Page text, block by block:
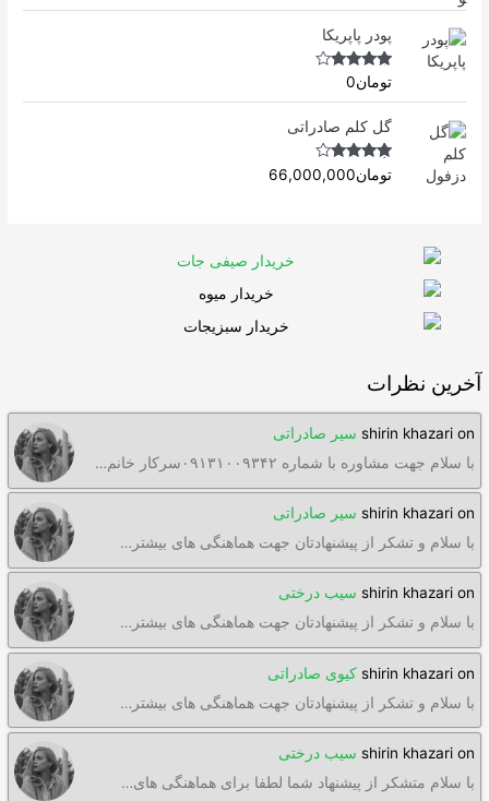
out of 5
پودر پاپریکا
Rated4.50
out of 5
تومان0
گل کلم صادراتی
Rated4.63
out of 5
تومان66,000,000
آخرین نظرات
shirin khazari on
سیر صادراتی
با سلام جهت مشاوره با شماره ۰۹۱۳۱۰۰۹۳۴۲سرکار خانم…
shirin khazari on
سیر صادراتی
با سلام و تشکر از پیشنهادتان جهت هماهنگی های بیشتر…
shirin khazari on
سیب درختی
با سلام و تشکر از پیشنهادتان جهت هماهنگی های بیشتر…
shirin khazari on
کیوی صادراتی
با سلام و تشکر از پیشنهادتان جهت هماهنگی های بیشتر…
shirin khazari on
سیب درختی
با سلام متشکر از پیشنهاد شما لطفا برای هماهنگی های…